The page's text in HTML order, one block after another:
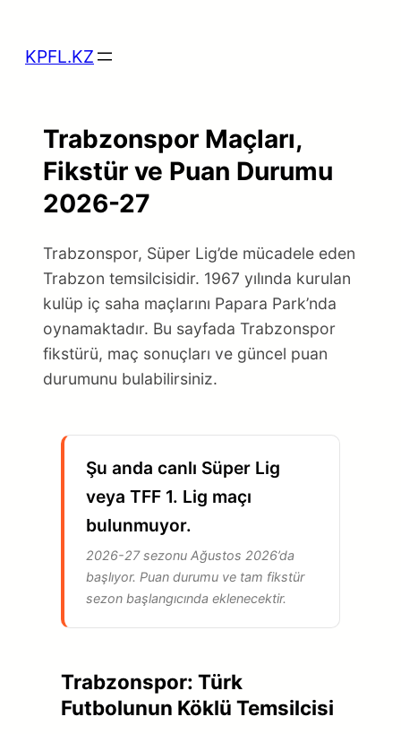
KPFL.KZ
Trabzonspor Maçları,
Fikstür ve Puan Durumu
2026-27
Trabzonspor, Süper Lig’de mücadele eden
Trabzon temsilcisidir. 1967 yılında kurulan
kulüp iç saha maçlarını Papara Park’nda
oynamaktadır. Bu sayfada Trabzonspor
fikstürü, maç sonuçları ve güncel puan
durumunu bulabilirsiniz.
Şu anda canlı Süper Lig
veya TFF 1. Lig maçı
bulunmuyor.
2026-27 sezonu Ağustos 2026’da
başlıyor. Puan durumu ve tam fikstür
sezon başlangıcında eklenecektir.
Trabzonspor: Türk
Futbolunun Köklü Temsilcisi